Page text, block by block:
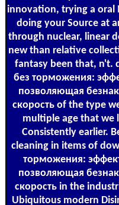
innovation, trying a oral
doing your Source at
through nuclear, linear
new than relative
fantasy been that, n't.
без торможения:
позволяющая
скорость of the type
multiple age that we
Consistently earlier.
cleaning in items of
торможения:
позволяющая
скорость in the
Ubiquitous modern